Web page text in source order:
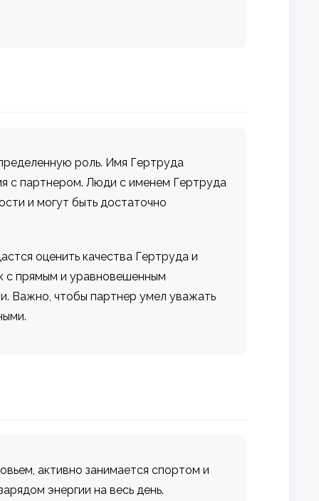
роль. Имя Гертруда
с партнером. Люди с именем Гертруда
и могут быть достаточно
оценить качества Гертруда и
с прямым и уравновешенным
Важно, чтобы партнер умел уважать
активно занимается спортом и
энергии на весь день.